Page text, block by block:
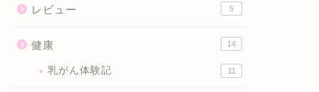
レビュー 5
健康 14
乳がん体験記 11